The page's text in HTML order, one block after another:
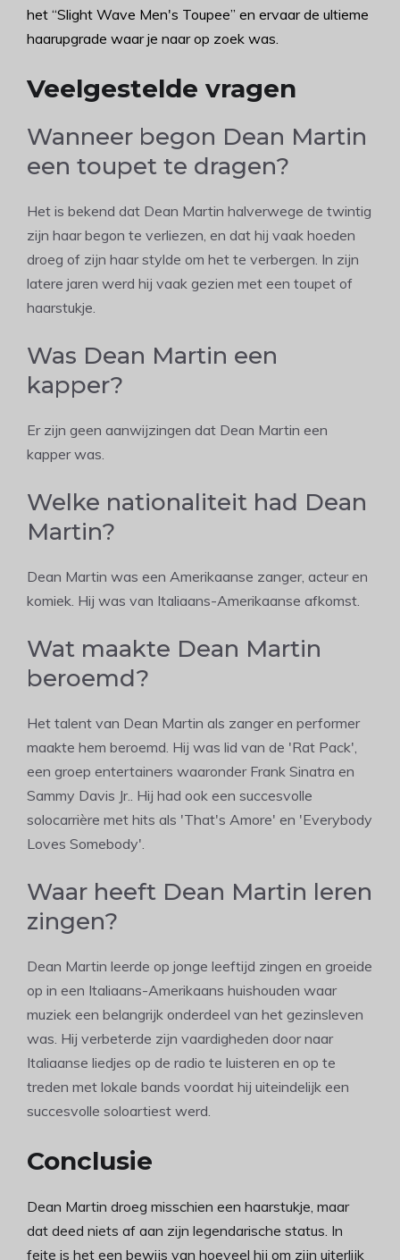
het “Slight Wave Men's Toupee” en ervaar de ultieme
haarupgrade waar je naar op zoek was.
Veelgestelde vragen
Wanneer begon Dean Martin
een toupet te dragen?
Het is bekend dat Dean Martin halverwege de twintig
zijn haar begon te verliezen, en dat hij vaak hoeden
droeg of zijn haar stylde om het te verbergen. In zijn
latere jaren werd hij vaak gezien met een toupet of
haarstukje.
Was Dean Martin een
kapper?
Er zijn geen aanwijzingen dat Dean Martin een
kapper was.
Welke nationaliteit had Dean
Martin?
Dean Martin was een Amerikaanse zanger, acteur en
komiek. Hij was van Italiaans-Amerikaanse afkomst.
Wat maakte Dean Martin
beroemd?
Het talent van Dean Martin als zanger en performer
maakte hem beroemd. Hij was lid van de 'Rat Pack',
een groep entertainers waaronder Frank Sinatra en
Sammy Davis Jr.. Hij had ook een succesvolle
solocarrière met hits als 'That's Amore' en 'Everybody
Loves Somebody'.
Waar heeft Dean Martin leren
zingen?
Dean Martin leerde op jonge leeftijd zingen en groeide
op in een Italiaans-Amerikaans huishouden waar
muziek een belangrijk onderdeel van het gezinsleven
was. Hij verbeterde zijn vaardigheden door naar
Italiaanse liedjes op de radio te luisteren en op te
treden met lokale bands voordat hij uiteindelijk een
succesvolle soloartiest werd.
Conclusie
Dean Martin droeg misschien een haarstukje, maar
dat deed niets af aan zijn legendarische status. In
feite is het een bewijs van hoeveel hij om zijn uiterlijk